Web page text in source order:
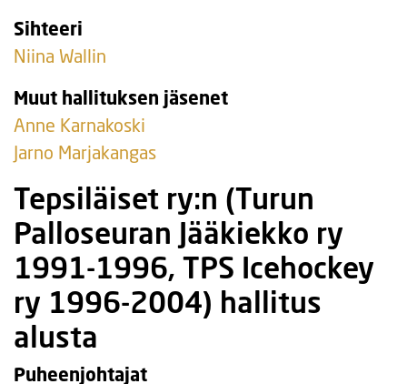
Sihteeri
Niina Wallin
Muut hallituksen jäsenet
Anne Karnakoski
Jarno Marjakangas
Tepsiläiset ry:n (Turun
Palloseuran Jääkiekko ry
1991-1996, TPS Icehockey
ry 1996-2004) hallitus
alusta
Puheenjohtajat